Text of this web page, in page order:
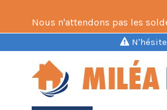
Nous n'attendons pas les